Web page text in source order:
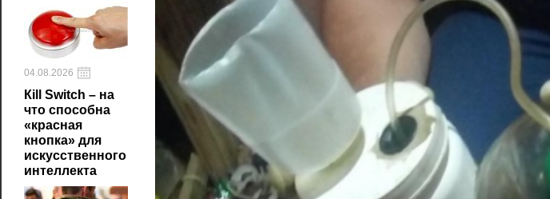
04.08.2026
Кill Switch – на
что способна
«красная
кнопка» для
искусственного
интеллекта